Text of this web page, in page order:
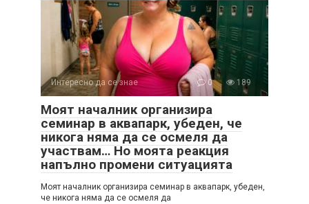
Интересно да се знае 0 189
Моят началник организира
семинар в аквапарк, убеден, че
никога няма да се осмеля да
участвам… Но моята реакция
напълно промени ситуацията
Моят началник организира семинар в аквапарк, убеден,
че никога няма да се осмеля да